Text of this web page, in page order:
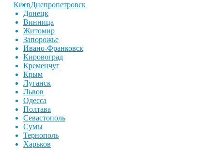
КиевДнепропетровск
Донецк
Винница
Житомир
Запорожье
Ивано-Франковск
Кировоград
Кременчуг
Крым
Луганск
Львов
Одесса
Полтава
Севастополь
Сумы
Тернополь
Харьков